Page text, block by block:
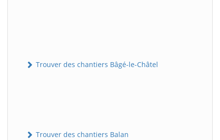
Trouver des chantiers Bâgé-le-Châtel
Trouver des chantiers Balan